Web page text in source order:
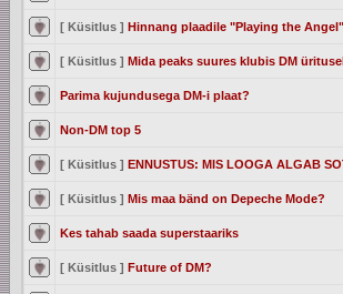
[ Küsitlus ] Hinnang plaadile "Playing the Angel"
[ Küsitlus ] Mida peaks suures klubis DM
Parima kujundusega DM-i plaat?
Non-DM top 5
[ Küsitlus ] ENNUSTUS: MIS LOOGA ALGAB
[ Küsitlus ] Mis maa bänd on Depeche Mode?
Kes tahab saada superstaariks
[ Küsitlus ] Future of DM?